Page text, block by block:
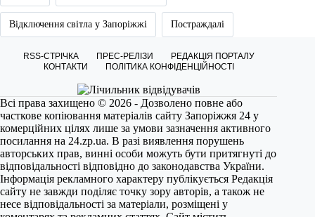
Відключення світла у Запоріжжі Постраждалі
RSS-СТРІЧКА ПРЕС-РЕЛІЗИ
РЕДАКЦІЯ ПОРТАЛУ
КОНТАКТИ
ПОЛІТИКА КОНФІДЕНЦІЙНОСТІ
Всі права захищено © 2026 - Дозволено повне або
часткове копіювання матеріалів сайту Запоріжжя 24 у
комерційних цілях лише за умови зазначення активного
посилання на 24.zp.ua. В разі виявлення порушень
авторських прав, винні особи можуть бути притягнуті до
відповідальності відповідно до законодавства України.
Інформація рекламного характеру публікується Редакція
сайту не завжди поділяє точку зору авторів, а також не
несе відповідальності за матеріали, розміщені у